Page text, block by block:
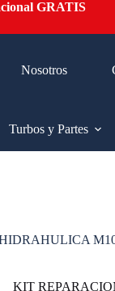
GRATIS
Nosotros
Turbos y Partes
KIT